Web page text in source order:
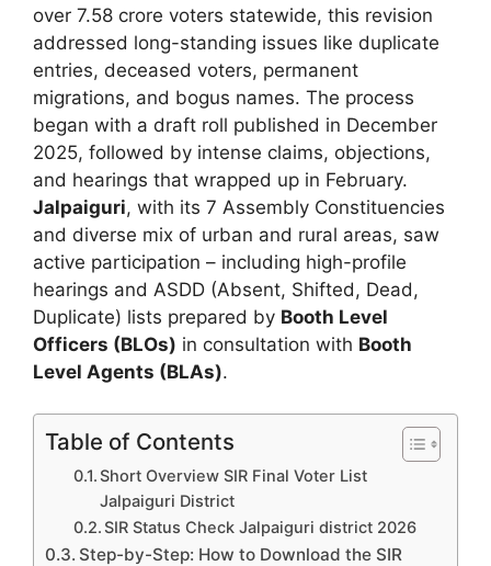
over 7.58 crore voters statewide, this revision
addressed long-standing issues like duplicate
entries, deceased voters, permanent
migrations, and bogus names. The process
began with a draft roll published in December
2025, followed by intense claims, objections,
and hearings that wrapped up in February.
Jalpaiguri, with its 7 Assembly Constituencies
and diverse mix of urban and rural areas, saw
active participation – including high-profile
hearings and ASDD (Absent, Shifted, Dead,
Duplicate) lists prepared by Booth Level
Officers (BLOs) in consultation with Booth
Level Agents (BLAs).
Table of Contents
Short Overview SIR Final Voter List
Jalpaiguri District
SIR Status Check Jalpaiguri district 2026
Step-by-Step: How to Download the SIR